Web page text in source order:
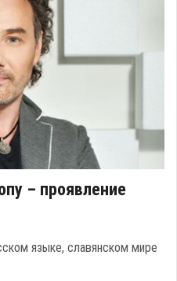
– проявление
языке, славянском мире